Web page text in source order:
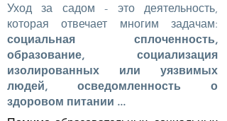
Уход за садом - это деятельность,
которая отвечает многим задачам:
социальная сплоченность,
образование, социализация
изолированных или уязвимых
людей, осведомленность о
здоровом питании ...